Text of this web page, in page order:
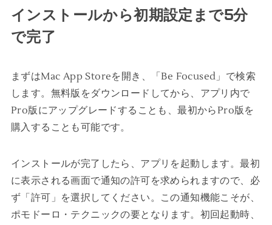
インストールから初期設定まで5分
で完了
まずはMac App Storeを開き、「Be Focused」で検索
します。無料版をダウンロードしてから、アプリ内で
Pro版にアップグレードすることも、最初からPro版を
購入することも可能です。
インストールが完了したら、アプリを起動します。最初
に表示される画面で通知の許可を求められますので、必
ず「許可」を選択してください。この通知機能こそが、
ポモドーロ・テクニックの要となります。初回起動時、